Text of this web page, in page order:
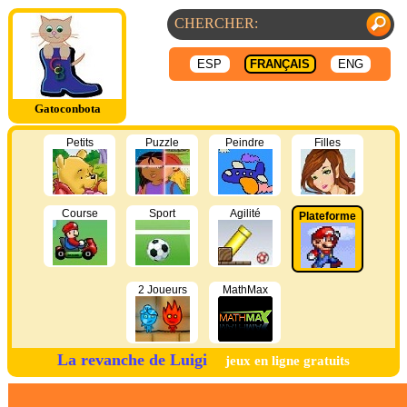
Gatoconbota
ESP FRANÇAIS ENG
Petits Puzzle Peindre Filles
Course Sport Agilité Plateforme
2 Joueurs MathMax
La revanche de Luigi jeux en ligne gratuits